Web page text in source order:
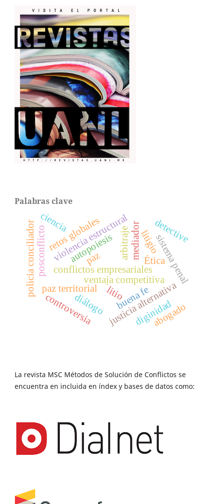
Palabras clave
arbitraje
conflictos empresariales
ventaja competitiva
violencia estructural
paz territorial
posconflicto Ética
diálogojusticia alternativa
sistema penal
litio
retos globales
autopoiesis
policía conciliador detective
buena fe
controversia
paz
diginidad
mediador
abogado
litigio
ciencia
La revista MSC Métodos de Solución de Conflictos se
encuentra en incluida en índex y bases de datos como: